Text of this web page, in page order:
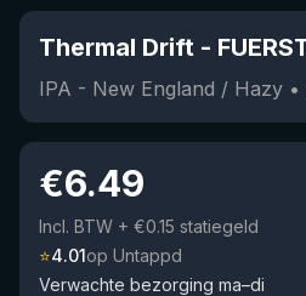
Thermal Drift -
IPA - New England / Hazy •
€6.49
Incl. BTW + €0.15 statiegeld
⭐4.01op Untappd
Verwachte bezorging ma–di